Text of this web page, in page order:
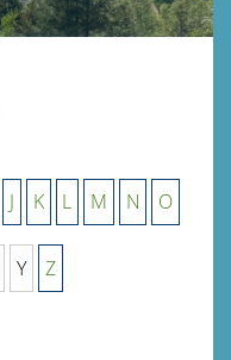
J K L M N O
Y Z